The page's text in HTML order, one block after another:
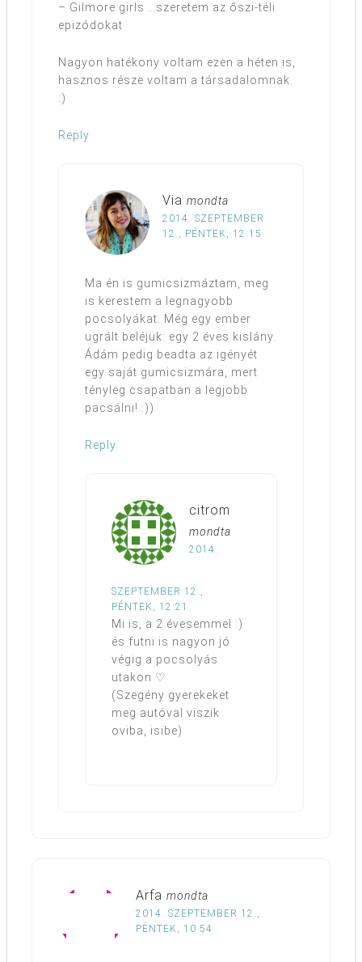
– Gilmore girls …szeretem az őszi-téli
epizódokat
Nagyon hatékony voltam ezen a héten is,
hasznos része voltam a társadalomnak.
:)
Reply
Via mondta
2014. SZEPTEMBER
12., PÉNTEK, 12:15
Ma én is gumicsizmáztam, meg
is kerestem a legnagyobb
pocsolyákat. Még egy ember
ugrált beléjük: egy 2 éves kislány.
Ádám pedig beadta az igényét
egy saját gumicsizmára, mert
tényleg csapatban a legjobb
pacsálni! :))
Reply
citrom
mondta
2014.
SZEPTEMBER 12.,
PÉNTEK, 12:21
Mi is, a 2 évesemmel :)
és futni is nagyon jó
végig a pocsolyás
utakon ♡
(Szegény gyerekeket
meg autóval viszik
oviba, isibe)
Arfa mondta
2014. SZEPTEMBER 12.,
PÉNTEK, 10:54